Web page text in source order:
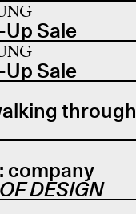
Sale
Sale
through
company
DESIGN